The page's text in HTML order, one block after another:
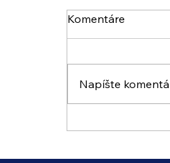
dvorany slávy
Komentáre
Napíšte